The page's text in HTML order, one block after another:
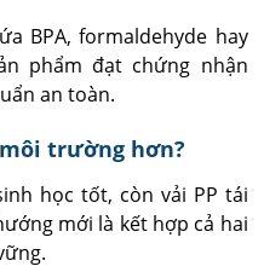
BPA, formaldehyde hay
phẩm đạt chứng nhận
an toàn.
trường hơn?
học tốt, còn vải PP tái
mới là kết hợp cả hai